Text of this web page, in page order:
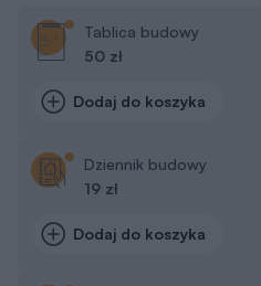
Tablica budowy
50 zł
Dodaj do koszyka
Dziennik budowy
19 zł
Dodaj do koszyka